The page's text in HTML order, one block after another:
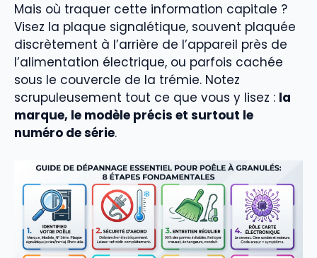
Mais où traquer cette information capitale ?
Visez la plaque signalétique, souvent plaquée
discrètement à l’arrière de l’appareil près de
l’alimentation électrique, ou parfois cachée
sous le couvercle de la trémie. Notez
scrupuleusement tout ce que vous y lisez : la
marque, le modèle précis et surtout le
numéro de série.